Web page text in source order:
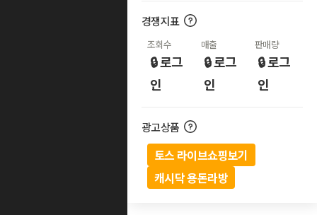
경쟁지표
조회수
🔒 로그
인
매출
🔒 로그
인
판매량
🔒 로그
인
광고상품
토스 라이브쇼핑보기
캐시닥 용돈라방